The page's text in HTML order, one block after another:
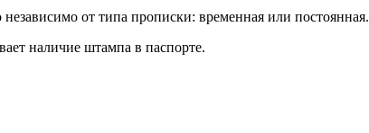
от типа прописки: временная или постоянная.
наличие штампа в паспорте.